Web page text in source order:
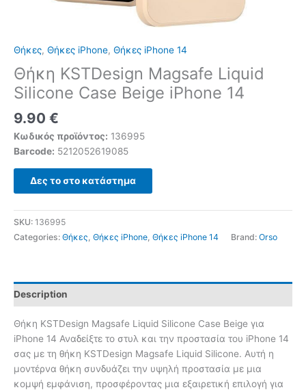
Θήκες, Θήκες iPhone, Θήκες iPhone 14
Θήκη KSTDesign Magsafe Liquid
Silicone Case Beige iPhone 14
9.90 €
Κωδικός προϊόντος: 136995
Barcode: 5212052619085
Δες το στο κατάστημα
SKU: 136995
Categories: Θήκες Θήκες iPhone Θήκες iPhone 14 Brand: Orso
Description
Θήκη KSTDesign Magsafe Liquid Silicone Case Beige για
iPhone 14 Αναδείξτε το στυλ και την προστασία του iPhone 14
σας με τη θήκη KSTDesign Magsafe Liquid Silicone. Αυτή η
μοντέρνα θήκη συνδυάζει την υψηλή προστασία με μια
κομψή εμφάνιση, προσφέροντας μια εξαιρετική επιλογή για